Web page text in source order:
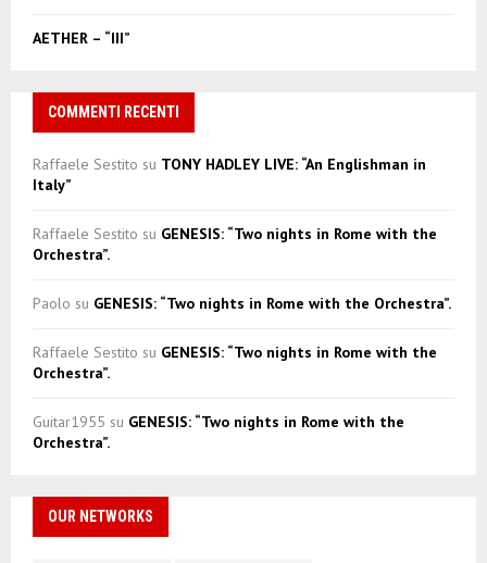
AETHER – “III”
COMMENTI RECENTI
Raffaele Sestito su TONY HADLEY LIVE: “An Englishman in
Italy”
Raffaele Sestito su GENESIS: “Two nights in Rome with the
Orchestra”.
Paolo su GENESIS: “Two nights in Rome with the Orchestra”.
Raffaele Sestito su GENESIS: “Two nights in Rome with the
Orchestra”.
Guitar1955 su GENESIS: “Two nights in Rome with the
Orchestra”.
OUR NETWORKS